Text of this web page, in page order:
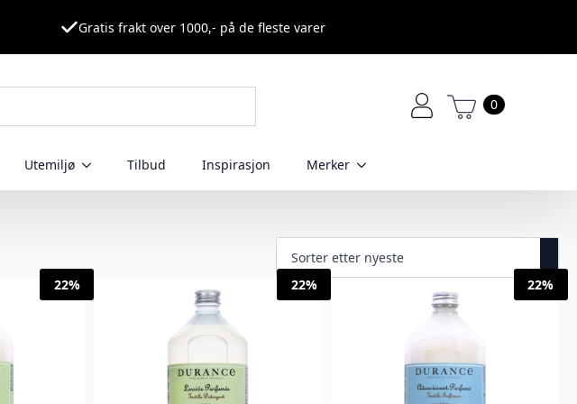
Gratis frakt over 1000,- på de fleste varer
0
Utemiljø Tilbud Inspirasjon Merker
22% 22% 22%